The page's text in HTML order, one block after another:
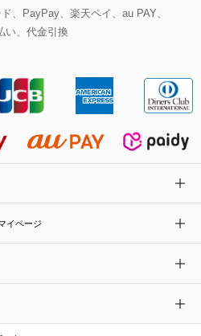
ト
ジャーバッグ
ランス
、PayPay、楽天ペイ、au PAY、
い、代金引換
イページ